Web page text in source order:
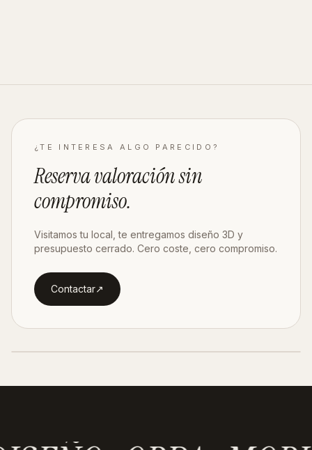
¿TE INTERESA ALGO PARECIDO?
Reserva valoraciónsin
compromiso.
Visitamos tu local, te entregamos diseño 3D y
presupuesto cerrado. Cero coste, cero compromiso.
Contactar↗︎
Zuera